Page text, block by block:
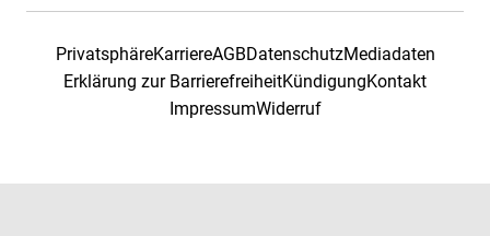
PrivatsphäreKarriereAGBDatenschutzMediadaten
Erklärung zur BarrierefreiheitKündigungKontakt
ImpressumWiderruf